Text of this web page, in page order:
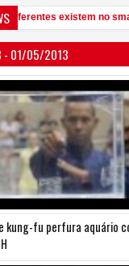
existem no
01/05/2013
kung-fu perfura aquário